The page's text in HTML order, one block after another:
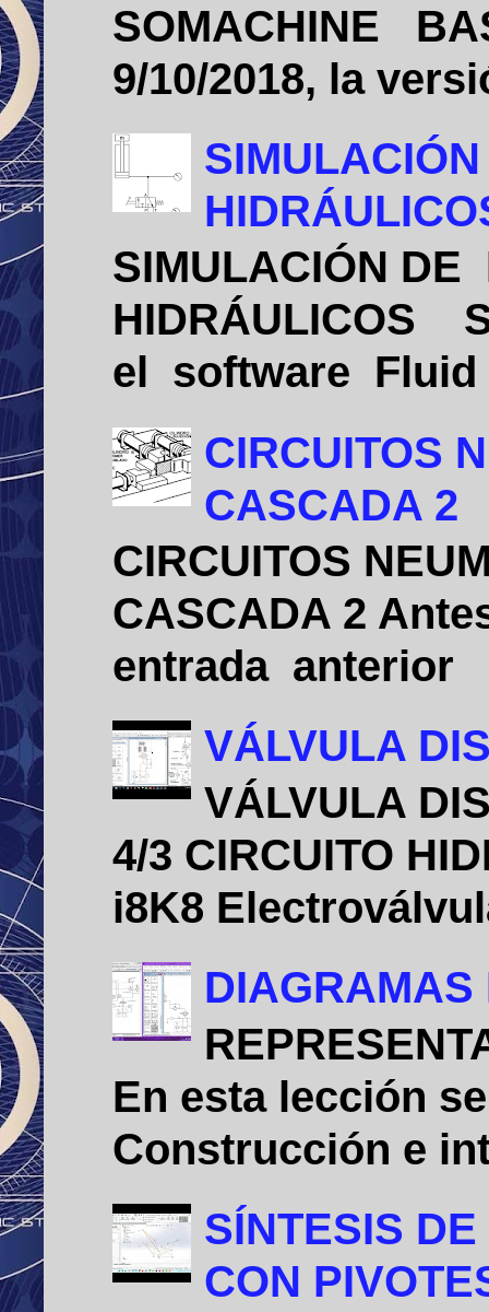
SOMACHINE
9/10/2018, la
SIMULACIÓN
HIDRÁULICOS
el software Fluid
CIRCUITOS
CASCADA 2
CIRCUITOS
CASCADA 2
entrada anterior
VÁLVULA
VÁLVULA
4/3 CIRCUITO
i8K8
DIAGRAMAS
En esta lección
Construcción e
SÍNTESIS
CON